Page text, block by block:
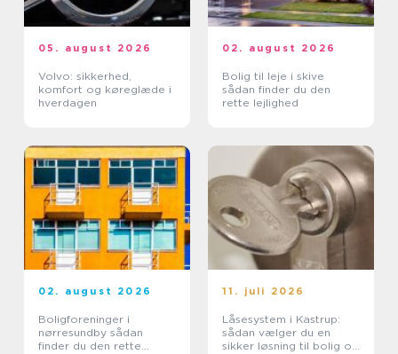
05. august 2026
Volvo: sikkerhed,
komfort og køreglæde i
hverdagen
02. august 2026
Bolig til leje i skive
sådan finder du den
rette lejlighed
02. august 2026
Boligforeninger i
nørresundby sådan
finder du den rette
11. juli 2026
Låsesystem i Kastrup:
sådan vælger du en
sikker løsning til bolig og